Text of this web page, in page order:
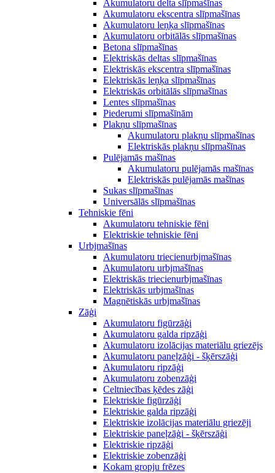
Akumulatoru delta slīpmašīnas
Akumulatoru ekscentra slīpmašīnas
Akumulatoru leņķa slīpmašīnas
Akumulatoru orbitālās slīpmašīnas
Betona slīpmašīnas
Elektriskās deltas slīpmašīnas
Elektriskās ekscentra slīpmašīnas
Elektriskās leņķa slīpmašīnas
Elektriskās orbitālās slīpmašīnas
Lentes slīpmašīnas
Piederumi slīpmašīnām
Plakņu slīpmašīnas
Akumulatoru plakņu slīpmašīnas
Elektriskās plakņu slīpmašīnas
Pulējamās mašīnas
Akumulatoru pulējamās mašīnas
Elektriskās pulējamās mašīnas
Sukas slīpmašīnas
Universālās slīpmašīnas
Tehniskie fēni
Akumulatoru tehniskie fēni
Elektriskie tehniskie fēni
Urbjmašīnas
Akumulatoru triecienurbjmašīnas
Akumulatoru urbjmašīnas
Elektriskās triecienurbjmašīnas
Elektriskās urbjmašīnas
Magnētiskās urbjmašīnas
Zāģi
Akumulatoru figūrzāģi
Akumulatoru galda ripzāģi
Akumulatoru izolācijas materiālu griezējs
Akumulatoru paneļzāģi - šķērszāģi
Akumulatoru ripzāģi
Akumulatoru zobenzāģi
Celtniecības ķēdes zāģi
Elektriskie figūrzāģi
Elektriskie galda ripzāģi
Elektriskie izolācijas materiālu griezēji
Elektriskie paneļzāģi - šķērszāģi
Elektriskie ripzāģi
Elektriskie zobenzāģi
Kokam gropju frēzes